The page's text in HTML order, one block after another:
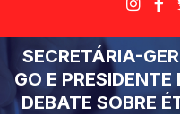
SECRETÁRIA-
GO E
DEBATE SOBRE